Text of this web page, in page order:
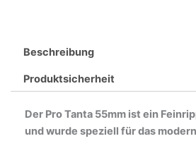
Beschreibung
Produktsicherheit
Der Pro Tanta 55mm ist ein
und wurde speziell für das